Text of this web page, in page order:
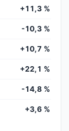
+11,3 %
-10,3 %
+10,7 %
+22,1 %
-14,8 %
+3,6 %